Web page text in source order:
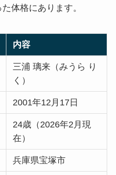
体格にあります。
内容
三浦 璃来（みうら り
く）
2001年12月17日
24歳（2026年2月現
在）
兵庫県宝塚市